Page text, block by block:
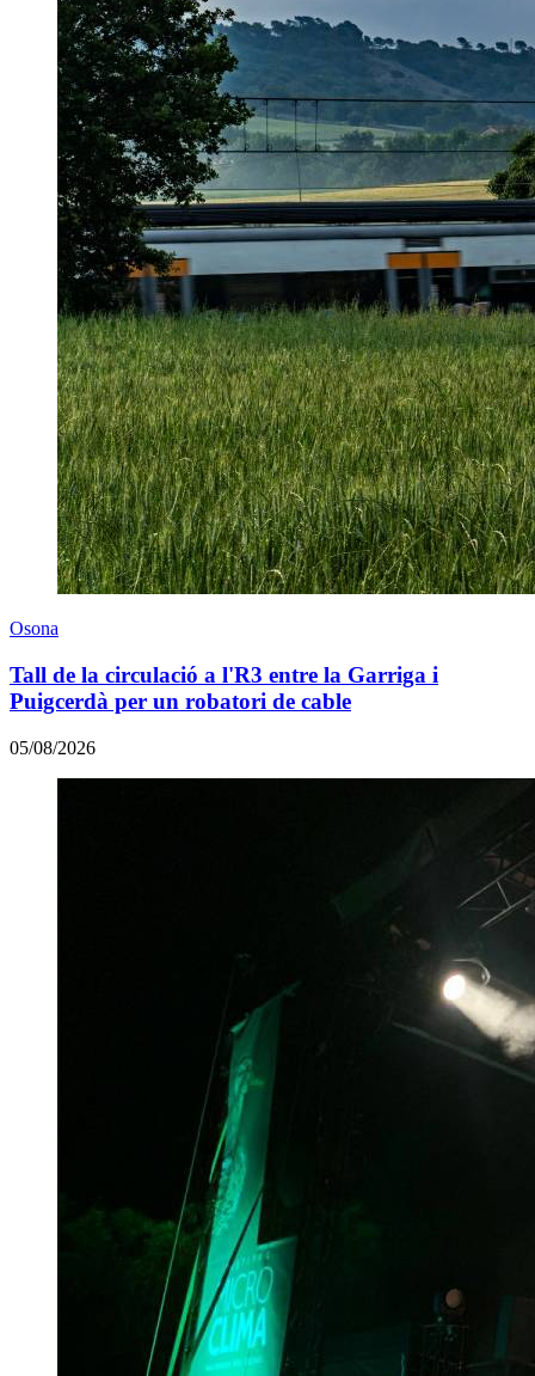
Osona
Tall de la circulació a l'R3 entre la Garriga i
Puigcerdà per un robatori de cable
05/08/2026